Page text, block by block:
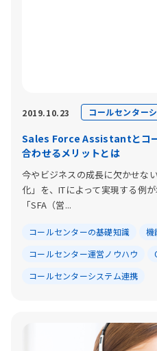
2019.10.23 コールセンター
Sales Force Assistantとコ
合わせるメリットとは
今やビジネスの成長に欠かせな
化」を、ITによって実現する例
「SFA（営...
コールセンターの基礎知識
機
コールセンター運営ノウハウ
コールセンターシステム連携